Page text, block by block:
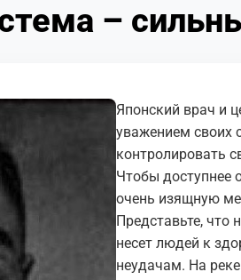
–
Японский врач и
уважением своих
контролировать
Чтобы доступнее
очень изящную
Представьте, что
несет людей к
неудачам. На